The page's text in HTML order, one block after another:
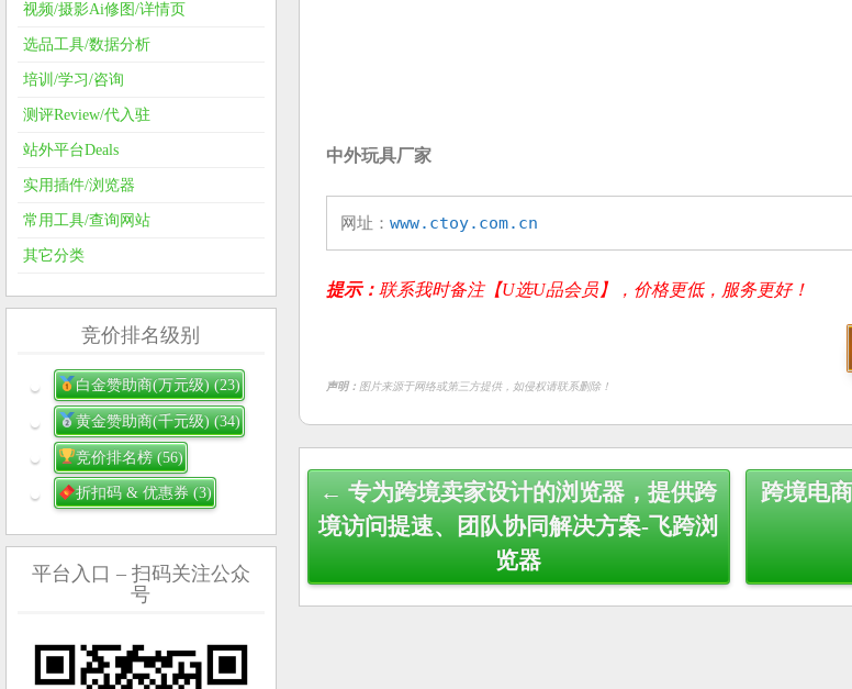
中外玩具厂家
网址： www.ctoy.com.cn
提示： 联系我时备注【U选U品会员】，价格更低，服务更好！
声明： 图片来源于网络或第三方提供，如侵权请联系删除！
Post
navigation
跨境电
← 专为跨境卖家设计的浏览器，提供跨
境访问提速、团队协同解决方案-飞跨浏
览器
视频/摄影Ai修图/详情页
选品工具/数据分析
培训/学习/咨询
测评Review/代入驻
站外平台Deals
实用插件/浏览器
常用工具/查询网站
其它分类
竞价排名级别
白金赞助商(万元级)(23)
黄金赞助商(千元级)(34)
竞价排名榜(56)
折扣码 & 优惠券(3)
平台入口 – 扫码关注公众
号